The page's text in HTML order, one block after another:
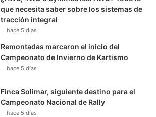
que necesita saber sobre los sistemas de
tracción integral
hace 5 días
Remontadas marcaron el inicio del
Campeonato de Invierno de Kartismo
hace 5 días
Finca Solimar, siguiente destino para el
Campeonato Nacional de Rally
hace 5 días